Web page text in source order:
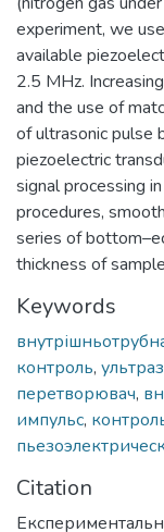
experiment, we
available
2.5 MHz.
and the use of
of ultrasonic pulse
piezoelectric
signal processing
procedures,
series of
thickness of
Keywords
контроль,
перетворювач,
импульс,
Citation